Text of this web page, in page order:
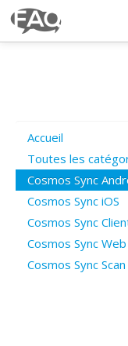
Poser une question
Questions
Connexion
Accueil
Toutes les
Cosmos Sync
Cosmos Sync iOS
Cosmos Sync
Cosmos Sync Web
Cosmos Sync Scan